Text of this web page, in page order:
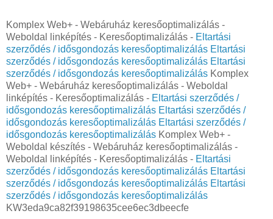
Komplex Web+ - Webáruház keresőoptimalizálás -
Weboldal linképítés - Keresőoptimalizálás - Eltartási
szerződés / idősgondozás keresőoptimalizálás Eltartási
szerződés / idősgondozás keresőoptimalizálás Eltartási
szerződés / idősgondozás keresőoptimalizálás Komplex
Web+ - Webáruház keresőoptimalizálás - Weboldal
linképítés - Keresőoptimalizálás - Eltartási szerződés /
idősgondozás keresőoptimalizálás Eltartási szerződés /
idősgondozás keresőoptimalizálás Eltartási szerződés /
idősgondozás keresőoptimalizálás Komplex Web+ -
Weboldal készítés - Webáruház keresőoptimalizálás -
Weboldal linképítés - Keresőoptimalizálás - Eltartási
szerződés / idősgondozás keresőoptimalizálás Eltartási
szerződés / idősgondozás keresőoptimalizálás Eltartási
szerződés / idősgondozás keresőoptimalizálás
KW3eda9ca82f39198635cee6ec3dbeecfe